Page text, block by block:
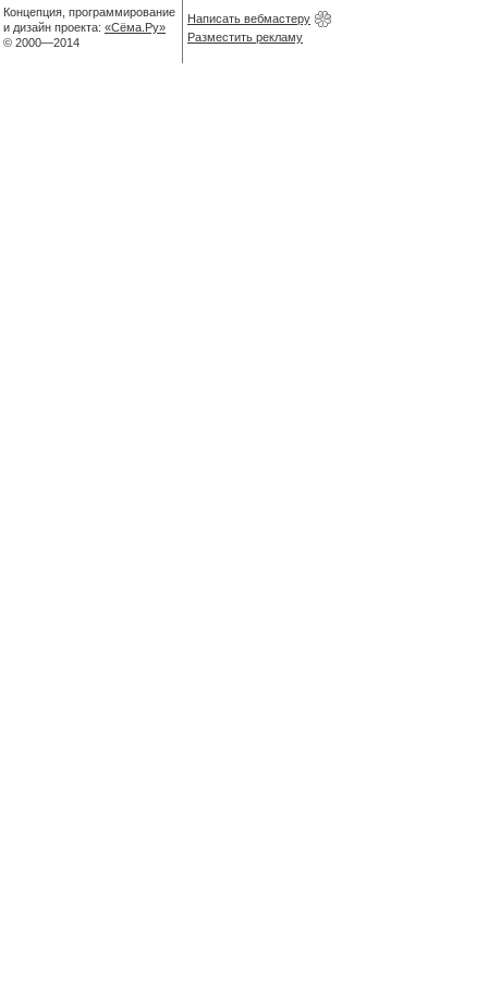
Концепция, программирование
и дизайн проекта: «Сёма.Ру»
© 2000—2014
Написать вебмастеру
Разместить рекламу